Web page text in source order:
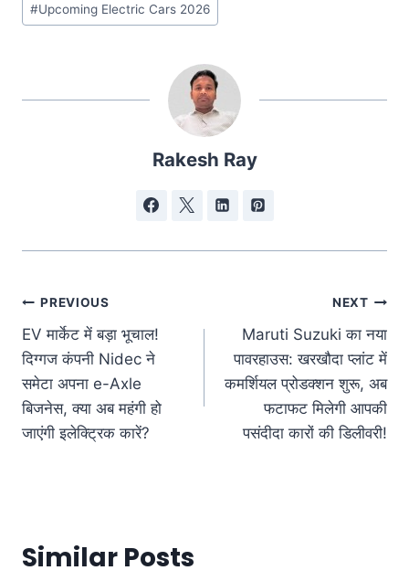
#Upcoming Electric Cars 2026
Rakesh Ray
पोस्ट
नेविगेशन
PREVIOUS
EV मार्केट में बड़ा भूचाल!
दिग्गज कंपनी Nidec ने
समेटा अपना e-Axle
बिजनेस, क्या अब महंगी हो
जाएंगी इलेक्ट्रिक कारें?
NEXT
Maruti Suzuki का नया
पावरहाउस: खरखौदा प्लांट में
कमर्शियल प्रोडक्शन शुरू, अब
फटाफट मिलेगी आपकी
पसंदीदा कारों की डिलीवरी!
Similar Posts